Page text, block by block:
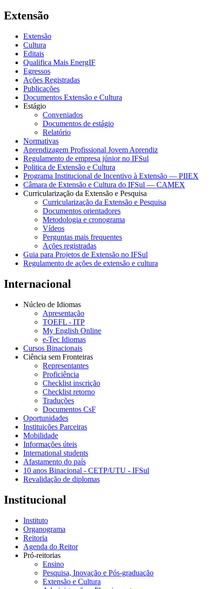
Extensão
Extensão
Cultura
Editais
Qualifica Mais EnergIF
Egressos
Ações Registradas
Publicações
Documentos Extensão e Cultura
Estágio
Conveniados
Documentos de estágio
Relatório
Normativas
Aprendizagem Profissional Jovem Aprendiz
Regulamento de empresa júnior no IFSul
Politica de Extensão e Cultura
Programa Institucional de Incentivo à Extensão — PIIEX
Câmara de Extensão e Cultura do IFSul — CAMEX
Curricularização da Extensão e Pesquisa
Curricularização da Extensão e Pesquisa
Documentos orientadores
Metodologia e cronograma
Vídeos
Perguntas mais frequentes
Ações registradas
Guia para Projetos de Extensão no IFSul
Regulamento de ações de extensão e cultura
Internacional
Núcleo de Idiomas
Apresentação
TOEFL - ITP
My English Online
e-Tec Idiomas
Cursos Binacionais
Ciência sem Fronteiras
Representantes
Proficiência
Checklist inscrição
Checklist retorno
Traduções
Documentos CsF
Oportunidades
Instituições Parceiras
Mobilidade
Informações úteis
International students
Afastamento do país
10 anos Binacional - CETP/UTU - IFSul
Revalidação de diplomas
Institucional
Instituto
Organograma
Reitoria
Agenda do Reitor
Pró-reitorias
Ensino
Pesquisa, Inovação e Pós-graduação
Extensão e Cultura